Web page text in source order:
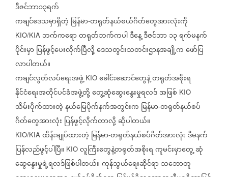
ဒီဇင်ဘာ၁၃ရက်
ကချင်ဒေသမှာရှိတဲ့ မြန်မာ-တရုတ်နယ်စယ်ဂိတ်တွေအားလုံးကို
KIO/KIA ဘက်ကရောတရုတ်ဘက်ကပါဒီနေ့ဒီဇင်ဘာ၁၃ရက်မနက်
ပိုင်းမှာပြန်ဖွင့်ပေးလိုက်ပြီလို့ဒေသတွင်းသတင်းဌာနအချို့ကဖော်ပြ
လာပါတယ်။
ကချင်လွတ်လပ်ရေးအဖွဲ့ KIO ခေါင်းဆောင်တွေနဲ့တရုတ်အစိုးရ
နိုင်ငံရေးအတိုင်ပင်ခံအဖွဲ့တို့တွေ့ဆုံဆွေးနွေးမှုရလဒ်အဖြစ် KIO
သိမ်းပိုက်ထားတဲ့နယ်မြေပိုက်နက်အတွင်းက မြန်မာ-တရုတ်နယ်စပ်
ဂိတ်တွေအားလုံး ပြန်ဖွင့်လိုက်တာလို့ဆိုပါတယ်။
KIO/KIA ထိန်းချုပ်ထားတဲ့ မြန်မာ-တရုတ်နယ်စပ်ဂိတ်အားလုံးဒီမနက်
ပြန်လည်ဖွင့်ပါပြီ။ KIO လူကြီးတွေနဲ့တရုတ်အစိုးရကူမင်းမှာတွေ့ဆုံ
ဆွေနွေးမှုရဲ့ရလဒ်ဖြစ်ပါတယ်။ကုန်သွယ်ရေးဆိုင်ရာသဘောတူ